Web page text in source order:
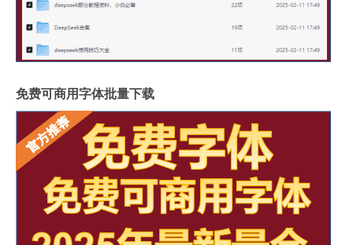
免费可商用字体批量下载